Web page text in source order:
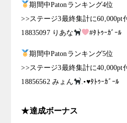
期間中Patonランキング4位
>>ステージ3最終集計に60,000pt
18835097 りあな
#ﾀﾄｩｰｶﾞｰﾙ
期間中Patonランキング5位
>>ステージ3最終集計に40,000pt
18856562 みょん
.•♥ﾀﾄｩｰｶﾞｰﾙ
★達成ボーナス